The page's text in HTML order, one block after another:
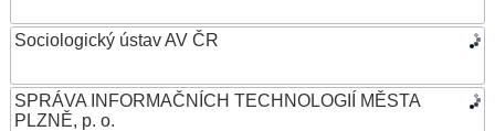
Sociologický ústav AV ČR
SPRÁVA INFORMAČNÍCH TECHNOLOGIÍ MĚSTA
PLZNĚ, p. o.